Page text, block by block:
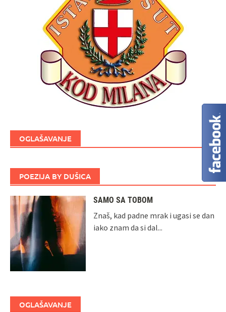
OGLAŠAVANJE
POEZIJA BY DUŠICA
SAMO SA TOBOM
Znaš, kad padne mrak i ugasi se dan
iako znam da si dal...
OGLAŠAVANJE